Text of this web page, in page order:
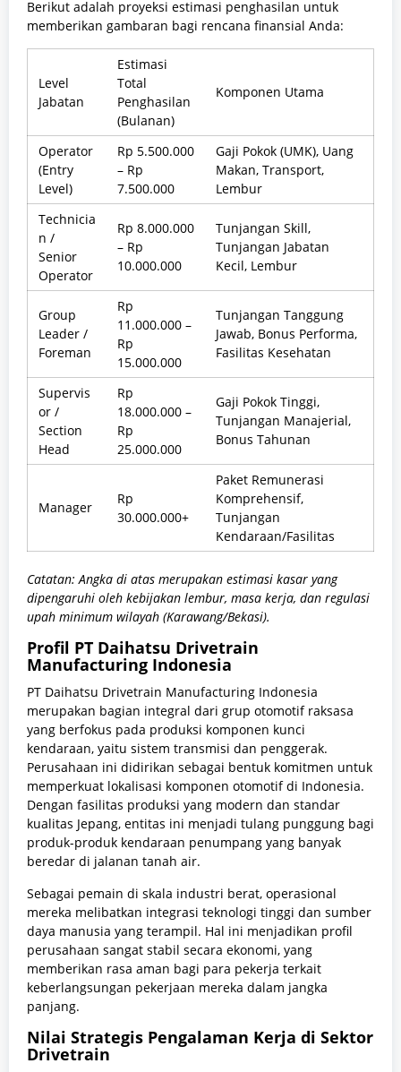
Berikut adalah proyeksi estimasi penghasilan untuk
memberikan gambaran bagi rencana finansial Anda:
Level
Jabatan
Estimasi
Total
Penghasilan
(Bulanan)
Komponen Utama
Operator
(Entry
Level)
Rp 5.500.000
– Rp
7.500.000
Gaji Pokok (UMK), Uang
Makan, Transport,
Lembur
Technicia
n /
Senior
Operator
Rp 8.000.000
– Rp
10.000.000
Tunjangan Skill,
Tunjangan Jabatan
Kecil, Lembur
Group
Leader /
Foreman
Rp
11.000.000 –
Rp
15.000.000
Tunjangan Tanggung
Jawab, Bonus Performa,
Fasilitas Kesehatan
Supervis
or /
Section
Head
Rp
18.000.000 –
Rp
25.000.000
Gaji Pokok Tinggi,
Tunjangan Manajerial,
Bonus Tahunan
Manager
Rp
30.000.000+
Paket Remunerasi
Komprehensif,
Tunjangan
Kendaraan/Fasilitas
Catatan: Angka di atas merupakan estimasi kasar yang
dipengaruhi oleh kebijakan lembur, masa kerja, dan regulasi
upah minimum wilayah (Karawang/Bekasi).
Profil PT Daihatsu Drivetrain
Manufacturing Indonesia
PT Daihatsu Drivetrain Manufacturing Indonesia
merupakan bagian integral dari grup otomotif raksasa
yang berfokus pada produksi komponen kunci
kendaraan, yaitu sistem transmisi dan penggerak.
Perusahaan ini didirikan sebagai bentuk komitmen untuk
memperkuat lokalisasi komponen otomotif di Indonesia.
Dengan fasilitas produksi yang modern dan standar
kualitas Jepang, entitas ini menjadi tulang punggung bagi
produk-produk kendaraan penumpang yang banyak
beredar di jalanan tanah air.
Sebagai pemain di skala industri berat, operasional
mereka melibatkan integrasi teknologi tinggi dan sumber
daya manusia yang terampil. Hal ini menjadikan profil
perusahaan sangat stabil secara ekonomi, yang
memberikan rasa aman bagi para pekerja terkait
keberlangsungan pekerjaan mereka dalam jangka
panjang.
Nilai Strategis Pengalaman Kerja di Sektor
Drivetrain